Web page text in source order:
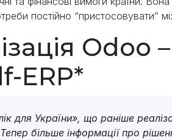
постійно “пристосовувати”
Odoo
ERP*
для України», що раніше
більше інформації про